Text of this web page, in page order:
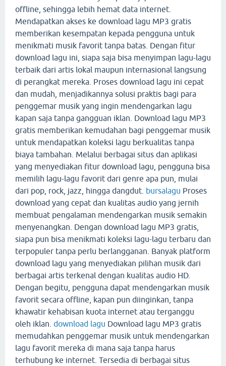
offline, sehingga lebih hemat data internet.
Mendapatkan akses ke download lagu MP3 gratis
memberikan kesempatan kepada pengguna untuk
menikmati musik favorit tanpa batas. Dengan fitur
download lagu ini, siapa saja bisa menyimpan lagu-lagu
terbaik dari artis lokal maupun internasional langsung
di perangkat mereka. Proses download lagu ini cepat
dan mudah, menjadikannya solusi praktis bagi para
penggemar musik yang ingin mendengarkan lagu
kapan saja tanpa gangguan iklan. Download lagu MP3
gratis memberikan kemudahan bagi penggemar musik
untuk mendapatkan koleksi lagu berkualitas tanpa
biaya tambahan. Melalui berbagai situs dan aplikasi
yang menyediakan fitur download lagu, pengguna bisa
memilih lagu-lagu favorit dari genre apa pun, mulai
dari pop, rock, jazz, hingga dangdut. bursalagu Proses
download yang cepat dan kualitas audio yang jernih
membuat pengalaman mendengarkan musik semakin
menyenangkan. Dengan download lagu MP3 gratis,
siapa pun bisa menikmati koleksi lagu-lagu terbaru dan
terpopuler tanpa perlu berlangganan. Banyak platform
download lagu yang menyediakan pilihan musik dari
berbagai artis terkenal dengan kualitas audio HD.
Dengan begitu, pengguna dapat mendengarkan musik
favorit secara offline, kapan pun diinginkan, tanpa
khawatir kehabisan kuota internet atau terganggu
oleh iklan. download lagu Download lagu MP3 gratis
memudahkan penggemar musik untuk mendengarkan
lagu favorit mereka di mana saja tanpa harus
terhubung ke internet. Tersedia di berbagai situs